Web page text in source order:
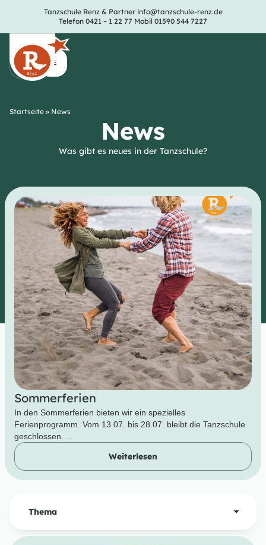
Tanzschule Renz & Partnerinfo@tanzschule-renz.de
Telefon 0421 – 1 22 77 Mobil 01590 544 7227
Startseite » News
News
Was gibt es neues in der Tanzschule?
Sommerferien
In den Sommerferien bieten wir ein spezielles
Ferienprogramm. Vom 13.07. bis 28.07. bleibt die Tanzschule
geschlossen. ...
Weiterlesen
Thema